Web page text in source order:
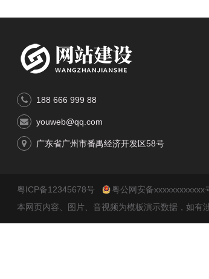
188 666 999 88
youweb@qq.com
广东省广州市番禺经济开发区58号
粤ICP备12345678号 粤公网安备xxxxxxxxxxxx
本网页内容、图片、音视频为模板演示数据，如有